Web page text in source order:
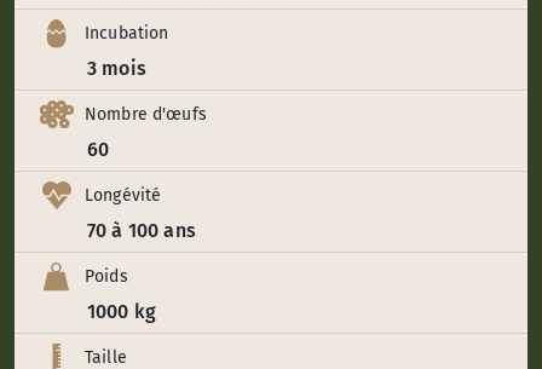
Incubation
3 mois
Nombre d'œufs
60
Longévité
70 à 100 ans
Poids
1000 kg
Taille